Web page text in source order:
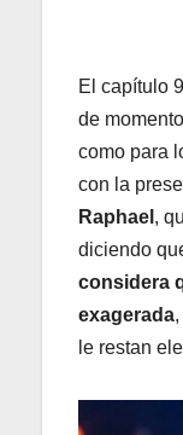
El capítulo
de
como para
con la
Raphael ,
diciendo
considera
exagerada
le restan